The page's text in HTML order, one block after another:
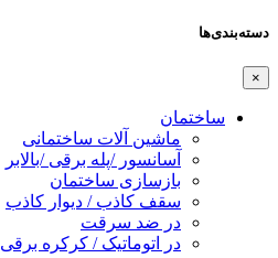
دسته‌بندی‌ها
×
ساختمان
ماشین آلات ساختمانی
آسانسور /پله برقی /بالابر
بازسازی ساختمان
سقف کاذب / دیوار کاذب
در ضد سرقت
در اتوماتیک / کرکره برقی